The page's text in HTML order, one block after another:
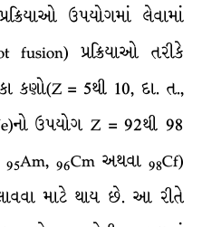
ઉપયોગમાં લેવામાં
પ્રક્રિયાઓ તરીકે
કણો(Z = 5થી 10, દા. ત.,
ઉપયોગ Z = 92થી 98
95Am, 96Cm અથવા 98Cf)
માટે થાય છે. આ રીતે